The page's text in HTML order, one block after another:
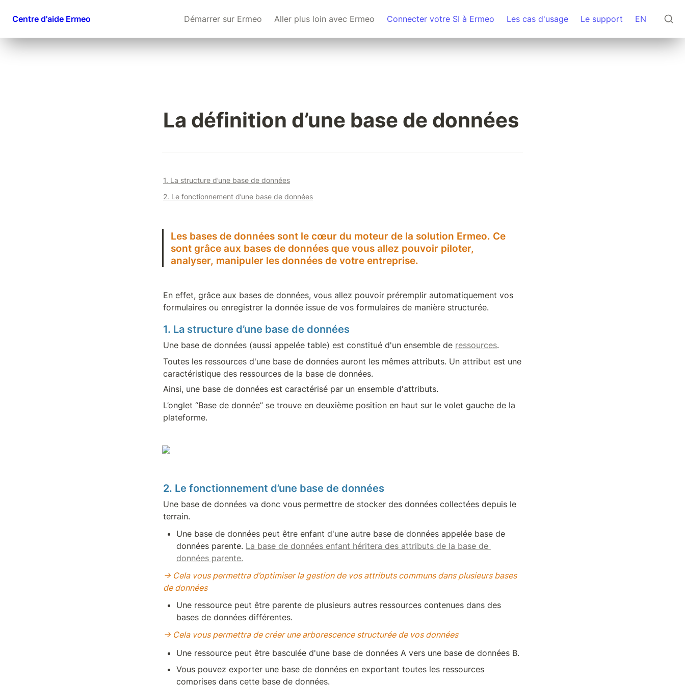
Centre d'aide Ermeo Démarrer sur Ermeo Aller plus loin avec Ermeo Connecter votre SI à Ermeo Les cas d'usage Le support EN
La définition d’une base de données
1. La structure d’une base de données
2. Le fonctionnement d’une base de données
Les bases de données sont le cœur du moteur de la solution Ermeo. Ce
sont grâce aux bases de données que vous allez pouvoir piloter,
analyser, manipuler les données de votre entreprise.
En effet, grâce aux bases de données, vous allez pouvoir préremplir automatiquement vos
formulaires ou enregistrer la donnée issue de vos formulaires de manière structurée.
1. La structure d’une base de données
Une base de données (aussi appelée table) est constitué d'un ensemble de ressources.
Toutes les ressources d'une base de données auront les mêmes attributs. Un attribut est une
caractéristique des ressources de la base de données.
Ainsi, une base de données est caractérisé par un ensemble d'attributs.
L’onglet “Base de donnée” se trouve en deuxième position en haut sur le volet gauche de la
plateforme.
2. Le fonctionnement d’une base de données
Une base de données va donc vous permettre de stocker des données collectées depuis le
terrain.
Une base de données peut être enfant d'une autre base de données appelée base de
données parente. La base de données enfant héritera des attributs de la base de
données parente.
→ Cela vous permettra d’optimiser la gestion de vos attributs communs dans plusieurs bases
de données
Une ressource peut être parente de plusieurs autres ressources contenues dans des
bases de données différentes.
→ Cela vous permettra de créer une arborescence structurée de vos données
Une ressource peut être basculée d'une base de données A vers une base de données B.
Vous pouvez exporter une base de données en exportant toutes les ressources
comprises dans cette base de données.